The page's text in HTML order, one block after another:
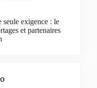
exigence : le
et partenaires